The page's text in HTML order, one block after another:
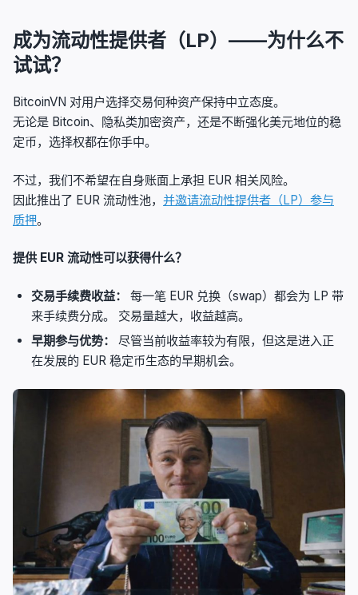
成为流动性提供者（LP）——为什么不
试试？
BitcoinVN 对用户选择交易何种资产保持中立态度。
无论是 Bitcoin、隐私类加密资产，还是不断强化美元地位的稳
定币，选择权都在你手中。
不过，我们不希望在自身账面上承担 EUR 相关风险。
因此推出了 EUR 流动性池， 并邀请流动性提供者（LP）参与
质押。
提供 EUR 流动性可以获得什么？
交易手续费收益：
每一笔 EUR 兑换（swap）都会为 LP 带
来手续费分成。 交易量越大，收益越高。
早期参与优势：
尽管当前收益率较为有限，但这是进入正
在发展的 EUR 稳定币生态的早期机会。